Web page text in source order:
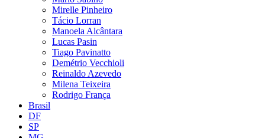
Mirelle Pinheiro
Tácio Lorran
Manoela Alcântara
Lucas Pasin
Tiago Pavinatto
Demétrio Vecchioli
Reinaldo Azevedo
Milena Teixeira
Rodrigo França
Brasil
DF
SP